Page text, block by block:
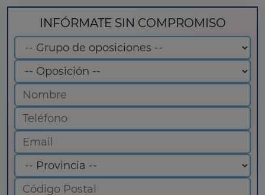
INFÓRMATE SIN COMPROMISO